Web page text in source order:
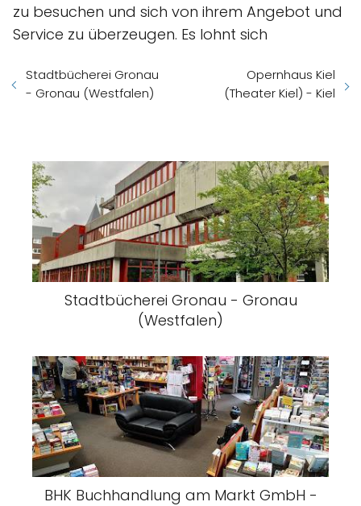
zu besuchen und sich von ihrem Angebot und
Service zu überzeugen. Es lohnt sich
Stadtbücherei Gronau
- Gronau (Westfalen)
Opernhaus Kiel
(Theater Kiel) - Kiel
Stadtbücherei Gronau - Gronau
(Westfalen)
BHK Buchhandlung am Markt GmbH -